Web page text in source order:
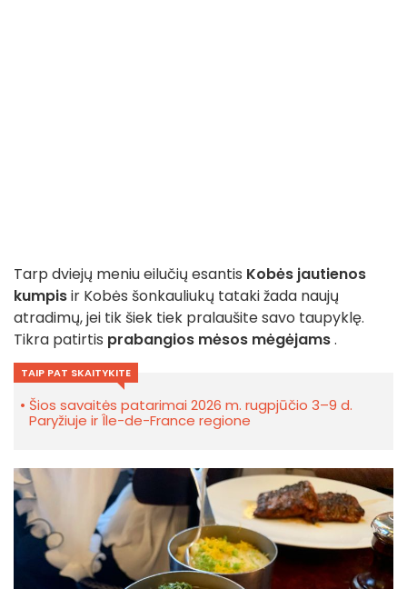
Tarp dviejų meniu eilučių esantis Kobės jautienos
kumpisir Kobės šonkauliukų tataki žada naujų
atradimų, jei tik šiek tiek pralaušite savo taupyklę.
Tikra patirtis prabangios mėsos mėgėjams.
TAIP PAT SKAITYKITE
Šios savaitės patarimai 2026 m. rugpjūčio 3–9 d.
Paryžiuje ir Île-de-France regione